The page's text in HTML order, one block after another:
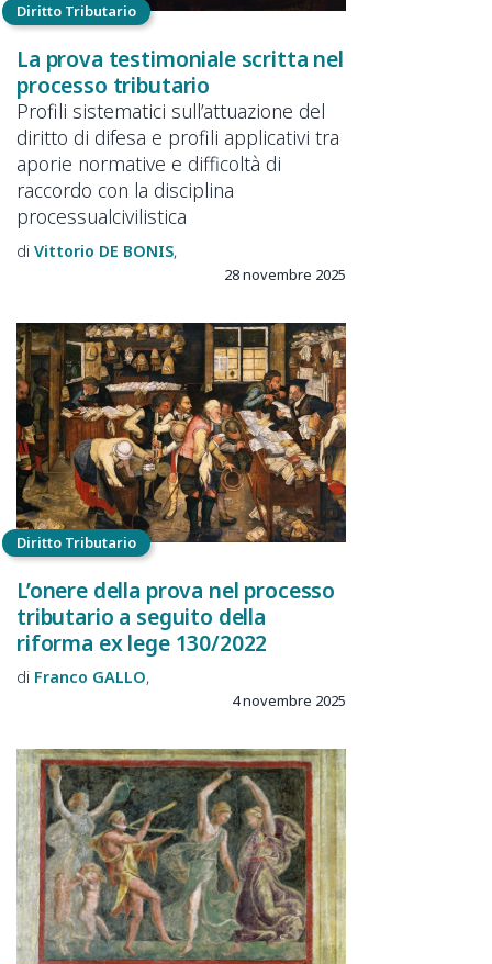
Diritto Tributario
La prova testimoniale scritta nel
processo tributario
Profili sistematici sull’attuazione del
diritto di difesa e profili applicativi tra
aporie normative e difficoltà di
raccordo con la disciplina
processualcivilistica
Vittorio DE BONIS
28 novembre 2025
Diritto Tributario
L’onere della prova nel processo
tributario a seguito della
riforma ex lege 130/2022
Franco GALLO
4 novembre 2025